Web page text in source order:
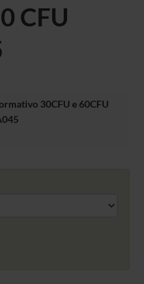
CFU
30CFU e 60CFU